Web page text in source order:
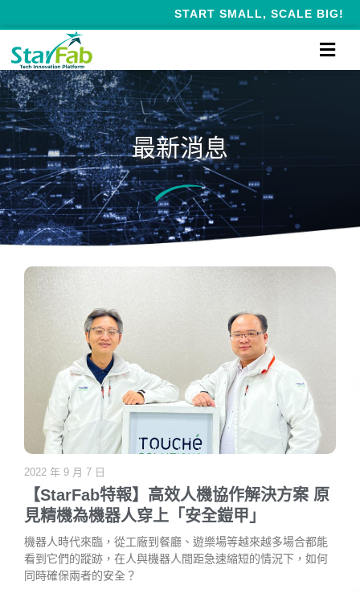
START SMALL, SCALE BIG!
最新消息
【StarFab特報】高效人機協作解決方案 原
見精機為機器人穿上「安全鎧甲」
2022 年 9 月 7 日
機器人時代來臨，從工廠到餐廳、遊樂場等越來越多場合都能
看到它們的蹤跡，在人與機器人間距急速縮短的情況下，如何
同時確保兩者的安全？